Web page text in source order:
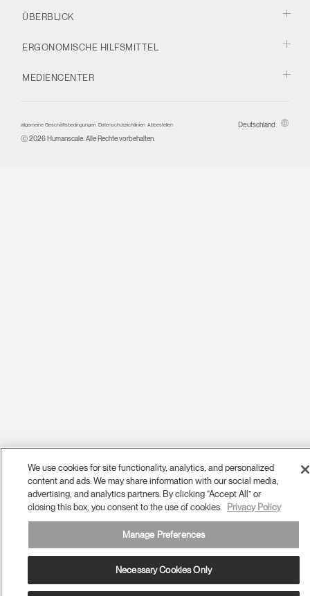
ÜBERBLICK
ERGONOMISCHE HILFSMITTEL
MEDIENCENTER
allgemeine Geschäftsbedingungen Datenschutzrichtlinien Abbestellen
Deutschland
Ⓒ 2026 Humanscale. Alle Rechte vorbehalten.
We use cookies for site functionality, analytics, and personalized
content and ads. We may share information with our social media,
advertising, and analytics partners. By clicking “Accept All” or
closing this box, you consent to the use of cookies.
Privacy Policy
Manage Preferences
Necessary Cookies Only